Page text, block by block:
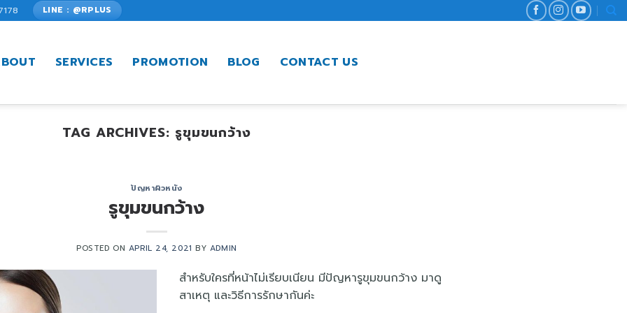
LINE : @RPLUS
SERVICES PROMOTION BLOG CONTACT US
TAG ARCHIVES: รูขุมขนกว้าง
ปัญหาผิวหนัง
รูขุมขนกว้าง
POSTED ON APRIL 24, 2021 BY ADMIN
สำหรับใครที่หน้าไม่เรียบเนียน มีปัญหารูขุมขนกว้าง มาดู
สาเหตุ และวิธีการรักษากันค่ะ